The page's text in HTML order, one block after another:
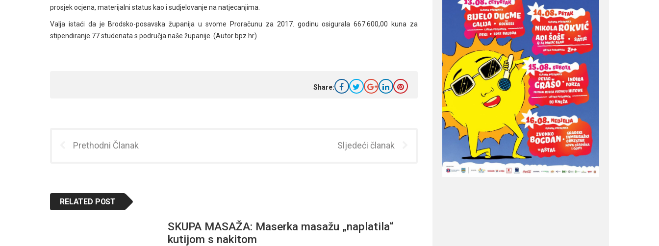
prosjek ocjena, materijalni status kao i sudjelovanje na natjecanjima.
Valja istaći da je Brodsko-posavska županija u svome Proračunu za 2017. godinu osigurala 667.600,00 kuna za
stipendiranje 77 studenata s područja naše županije. (Autor bpz.hr)
Share:
Prethodni Članak Sljedeći članak
RELATED POST
SKUPA MASAŽA: Maserka masažu „naplatila“
kutijom s nakitom